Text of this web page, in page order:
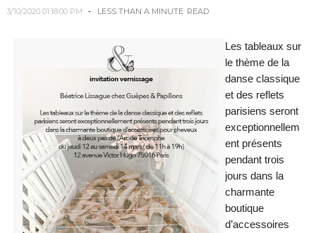
3/10/2020 01:18:00 PM LESS THAN A MINUTE READ
Les tableaux sur
le thème de la
danse classique
et des reflets
parisiens seront
exceptionnellem
ent présents
pendant trois
jours dans la
charmante
boutique
d’accessoires